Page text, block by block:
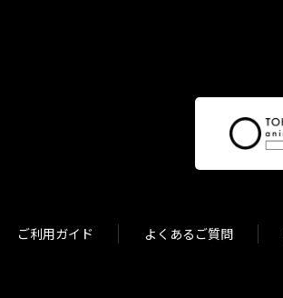
ご利用ガイド よくあるご質問